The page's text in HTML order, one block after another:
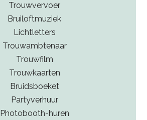
Trouwvervoer
Bruiloftmuziek
Lichtletters
Trouwambtenaar
Trouwfilm
Trouwkaarten
Bruidsboeket
Partyverhuur
Photobooth-huren